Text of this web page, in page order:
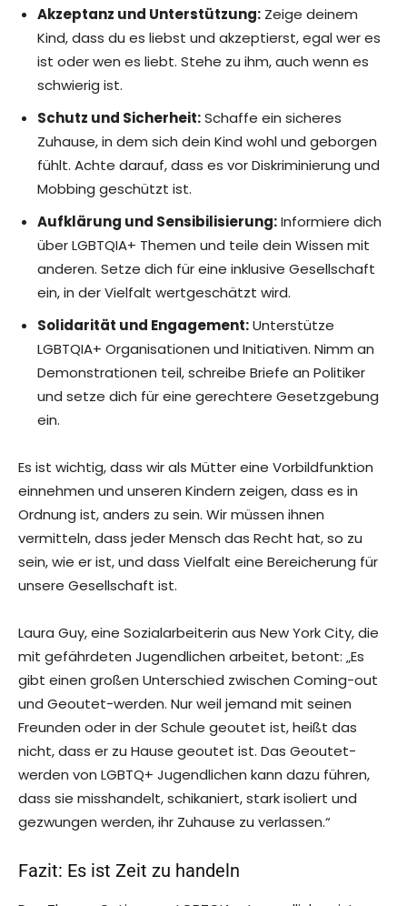
Akzeptanz und Unterstützung: Zeige deinem
Kind, dass du es liebst und akzeptierst, egal wer es
ist oder wen es liebt. Stehe zu ihm, auch wenn es
schwierig ist.
Schutz und Sicherheit:Schaffe ein sicheres
Zuhause, in dem sich dein Kind wohl und geborgen
fühlt. Achte darauf, dass es vor Diskriminierung und
Mobbing geschützt ist.
Aufklärung und Sensibilisierung:Informiere dich
über LGBTQIA+ Themen und teile dein Wissen mit
anderen. Setze dich für eine inklusive Gesellschaft
ein, in der Vielfalt wertgeschätzt wird.
Solidarität und Engagement:Unterstütze
LGBTQIA+ Organisationen und Initiativen. Nimm an
Demonstrationen teil, schreibe Briefe an Politiker
und setze dich für eine gerechtere Gesetzgebung
ein.
Es ist wichtig, dass wir als Mütter eine Vorbildfunktion
einnehmen und unseren Kindern zeigen, dass es in
Ordnung ist, anders zu sein. Wir müssen ihnen
vermitteln, dass jeder Mensch das Recht hat, so zu
sein, wie er ist, und dass Vielfalt eine Bereicherung für
unsere Gesellschaft ist.
Laura Guy, eine Sozialarbeiterin aus New York City, die
mit gefährdeten Jugendlichen arbeitet, betont: „Es
gibt einen großen Unterschied zwischen Coming-out
und Geoutet-werden. Nur weil jemand mit seinen
Freunden oder in der Schule geoutet ist, heißt das
nicht, dass er zu Hause geoutet ist. Das Geoutet-
werden von LGBTQ+ Jugendlichen kann dazu führen,
dass sie misshandelt, schikaniert, stark isoliert und
gezwungen werden, ihr Zuhause zu verlassen.“
Fazit: Es ist Zeit zu handeln